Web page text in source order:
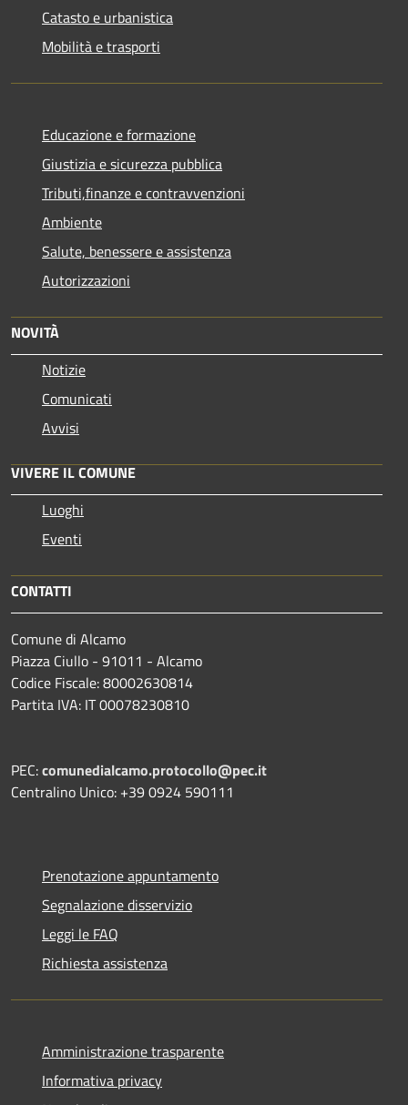
Catasto e urbanistica
Mobilità e trasporti
Educazione e formazione
Giustizia e sicurezza pubblica
Tributi,finanze e contravvenzioni
Ambiente
Salute, benessere e assistenza
Autorizzazioni
NOVITÀ
Notizie
Comunicati
Avvisi
VIVERE IL COMUNE
Luoghi
Eventi
CONTATTI
Comune di Alcamo
Piazza Ciullo - 91011 - Alcamo
Codice Fiscale: 80002630814
Partita IVA: IT 00078230810
PEC:comunedialcamo.protocollo@pec.it
Centralino Unico: +39 0924 590111
Prenotazione appuntamento
Segnalazione disservizio
Leggi le FAQ
Richiesta assistenza
Amministrazione trasparente
Informativa privacy